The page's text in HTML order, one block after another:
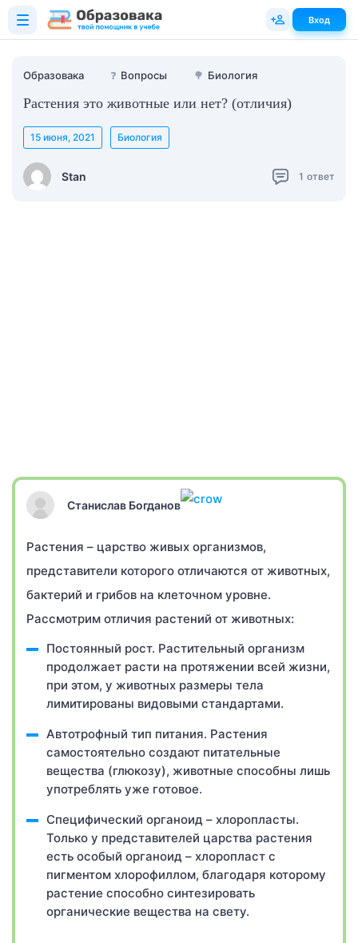
Образовака ❓ Вопросы 🌳 Биология
Растения это животные или нет? (отличия)
Stan
15 июня, 2021 Биология
1 ответ
Станислав Богданов
Растения – царство живых организмов,
представители которого отличаются от животных,
бактерий и грибов на клеточном уровне.
Рассмотрим отличия растений от животных:
Постоянный рост. Растительный организм
продолжает расти на протяжении всей жизни,
при этом, у животных размеры тела
лимитированы видовыми стандартами.
Автотрофный тип питания. Растения
самостоятельно создают питательные
вещества (глюкозу), животные способны лишь
употреблять уже готовое.
Специфический органоид – хлоропласты.
Только у представителей царства растения
есть особый органоид – хлоропласт с
пигментом хлорофиллом, благодаря которому
растение способно синтезировать
органические вещества на свету.
Вход